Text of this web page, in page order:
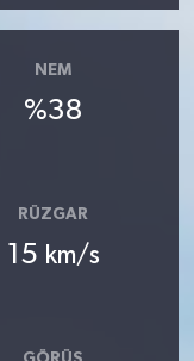
NEM
%38
RÜZGAR
15 km/s